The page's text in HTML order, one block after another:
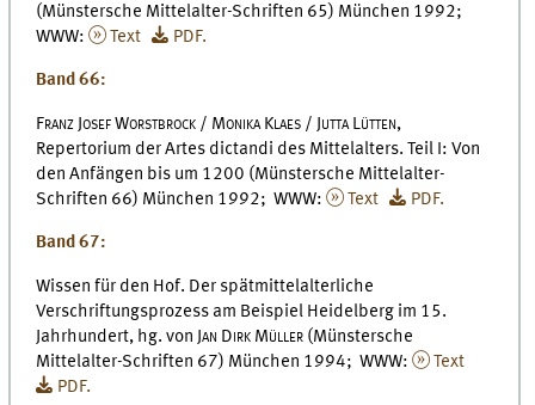
(Münstersche Mittelalter-Schriften 65) München 1992;
WWW:
Text PDF.
Band 66:
Franz Josef Worstbrock / Monika Klaes / Jutta Lütten,
Repertorium der Artes dictandi des Mittelalters. Teil I: Von
den Anfängen bis um 1200 (Münstersche Mittelalter-
Schriften 66) München 1992; WWW:
Text PDF.
Band 67:
Wissen für den Hof. Der spätmittelalterliche
Verschriftungsprozess am Beispiel Heidelberg im 15.
Jahrhundert, hg. von Jan Dirk Müller (Münstersche
Mittelalter-Schriften 67) München 1994; WWW:
Text
PDF.